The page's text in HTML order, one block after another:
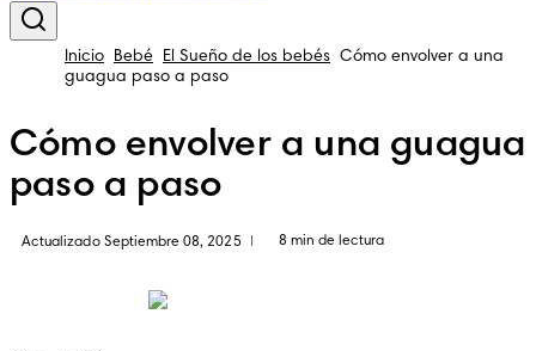
Inicio Bebé El Sueño de los bebés Cómo envolver a una
guagua paso a paso
Cómo envolver a una guagua
paso a paso
Actualizado Septiembre 08, 2025 8 min de lectura